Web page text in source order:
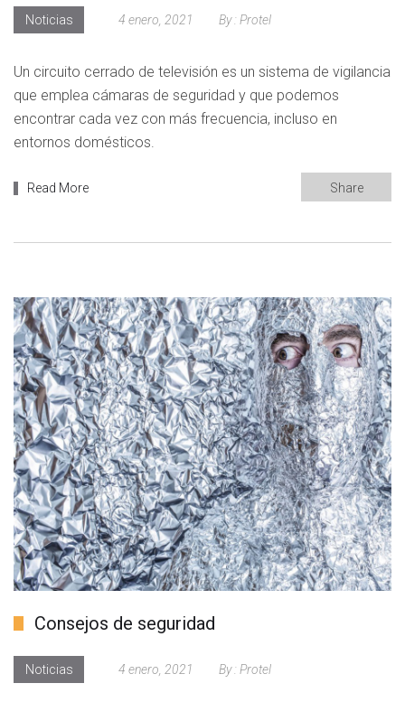
Noticias 4 enero, 2021 By : Protel
Un circuito cerrado de televisión es un sistema de vigilancia
que emplea cámaras de seguridad y que podemos
encontrar cada vez con más frecuencia, incluso en
entornos domésticos.
Read More Share
Consejos de seguridad
Noticias 4 enero, 2021 By : Protel